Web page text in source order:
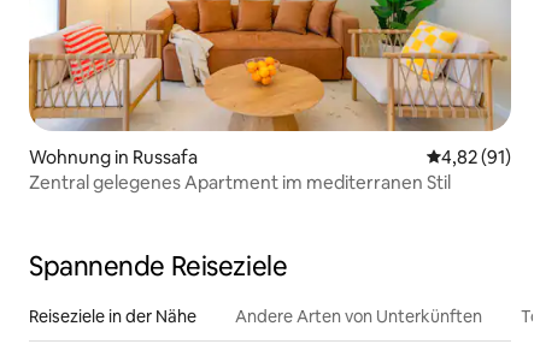
Wohnung in Russafa
4,82 (91)
Zentral gelegenes Apartment im mediterranen Stil
Spannende Reiseziele
Reiseziele in der Nähe Andere Arten von Unterkünften